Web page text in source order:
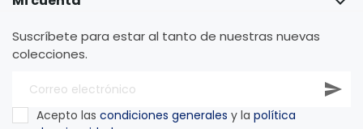
Suscríbete para estar al tanto de nuestras nuevas
colecciones.
Acepto las condiciones generales y la política